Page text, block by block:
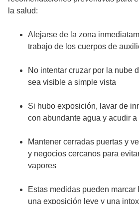
la salud:
Alejarse de la zona
trabajo de los cuerpos de
No intentar cruzar por la nube
sea visible a simple vista
Si hubo exposición, lavar de
con abundante agua y acudir
Mantener cerradas puertas y
y negocios cercanos para
vapores
Estas medidas pueden marcar
una exposición leve y una